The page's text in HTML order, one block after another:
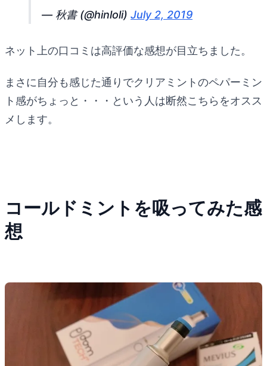
— 秋書 (@hinloli) July 2, 2019
ネット上の口コミは高評価な感想が目立ちました。
まさに自分も感じた通りでクリアミントのペパーミン
ト感がちょっと・・・という人は断然こちらをオスス
メします。
コールドミントを吸ってみた感
想